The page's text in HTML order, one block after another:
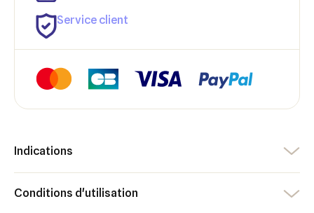
Service client
Indications
Conditions d'utilisation
×
Connexion ×